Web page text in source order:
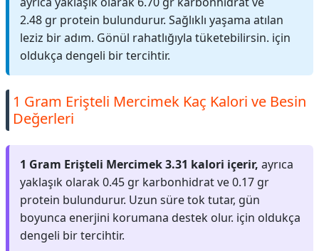
2.48 gr protein bulundurur. Sağlıklı yaşama atılan
leziz bir adım. Gönül rahatlığıyla tüketebilirsin. için
oldukça dengeli bir tercihtir.
1 Gram Erişteli Mercimek Kaç Kalori ve Besin
Değerleri
1 Gram Erişteli Mercimek 3.31 kalori içerir, ayrıca
yaklaşık olarak 0.45 gr karbonhidrat ve 0.17 gr
protein bulundurur. Uzun süre tok tutar, gün
boyunca enerjini korumana destek olur. için oldukça
dengeli bir tercihtir.